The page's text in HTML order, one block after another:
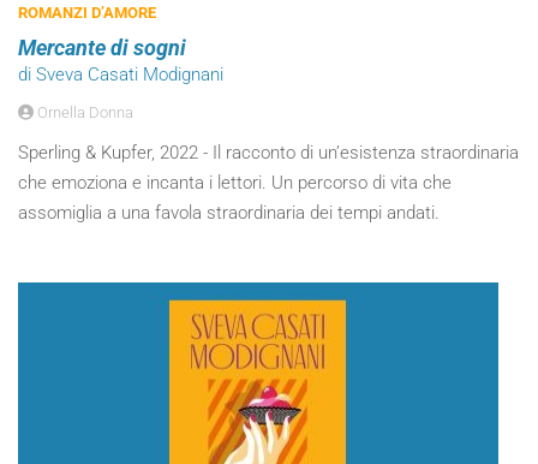
ROMANZI D’AMORE
Mercante di sogni
di Sveva Casati Modignani
Ornella Donna
Sperling & Kupfer, 2022 - Il racconto di un’esistenza straordinaria
che emoziona e incanta i lettori. Un percorso di vita che
assomiglia a una favola straordinaria dei tempi andati.